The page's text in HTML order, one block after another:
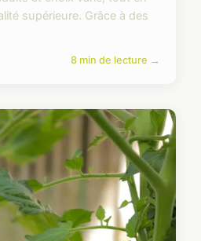
supérieure. Grâce à des
8 min de lecture →